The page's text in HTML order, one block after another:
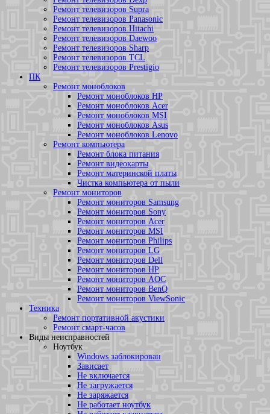
Ремонт телевизоров Supra
Ремонт телевизоров Panasonic
Ремонт телевизоров Hitachi
Ремонт телевизоров Daewoo
Ремонт телевизоров Sharp
Ремонт телевизоров TCL
Ремонт телевизоров Prestigio
ПК
Ремонт моноблоков
Ремонт моноблоков HP
Ремонт моноблоков Acer
Ремонт моноблоков MSI
Ремонт моноблоков Asus
Ремонт моноблоков Lenovo
Ремонт компьютера
Ремонт блока питания
Ремонт видеокарты
Ремонт материнской платы
Чистка компьютера от пыли
Ремонт мониторов
Ремонт мониторов Samsung
Ремонт мониторов Sony
Ремонт мониторов Acer
Ремонт мониторов MSI
Ремонт мониторов Philips
Ремонт мониторов LG
Ремонт мониторов Dell
Ремонт мониторов HP
Ремонт мониторов AOC
Ремонт мониторов BenQ
Ремонт мониторов ViewSonic
Техника
Ремонт портативной акустики
Ремонт смарт-часов
Виды неисправностей
Ноутбук
Windows заблокирован
Зависает
Не включается
Не загружается
Не заряжается
Не работает ноутбук